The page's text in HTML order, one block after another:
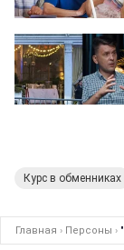
Курс в обменниках
Главная › Персоны ›